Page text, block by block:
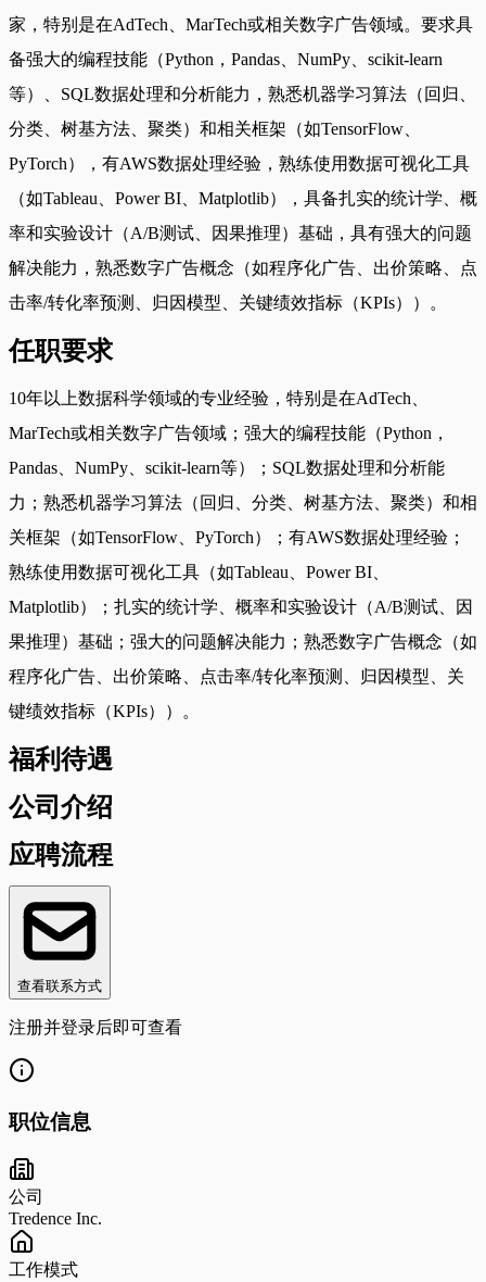
家，特别是在AdTech、MarTech或相关数字广告领域。要求具
备强大的编程技能（Python，Pandas、NumPy、scikit-learn
等）、SQL数据处理和分析能力，熟悉机器学习算法（回归、
分类、树基方法、聚类）和相关框架（如TensorFlow、
PyTorch），有AWS数据处理经验，熟练使用数据可视化工具
（如Tableau、Power BI、Matplotlib），具备扎实的统计学、概
率和实验设计（A/B测试、因果推理）基础，具有强大的问题
解决能力，熟悉数字广告概念（如程序化广告、出价策略、点
击率/转化率预测、归因模型、关键绩效指标（KPIs））。
任职要求
10年以上数据科学领域的专业经验，特别是在AdTech、
MarTech或相关数字广告领域；强大的编程技能（Python，
Pandas、NumPy、scikit-learn等）；SQL数据处理和分析能
力；熟悉机器学习算法（回归、分类、树基方法、聚类）和相
关框架（如TensorFlow、PyTorch）；有AWS数据处理经验；
熟练使用数据可视化工具（如Tableau、Power BI、
Matplotlib）；扎实的统计学、概率和实验设计（A/B测试、因
果推理）基础；强大的问题解决能力；熟悉数字广告概念（如
程序化广告、出价策略、点击率/转化率预测、归因模型、关
键绩效指标（KPIs））。
福利待遇
公司介绍
应聘流程
查看联系方式
注册并登录后即可查看
职位信息
公司
Tredence Inc.
工作模式